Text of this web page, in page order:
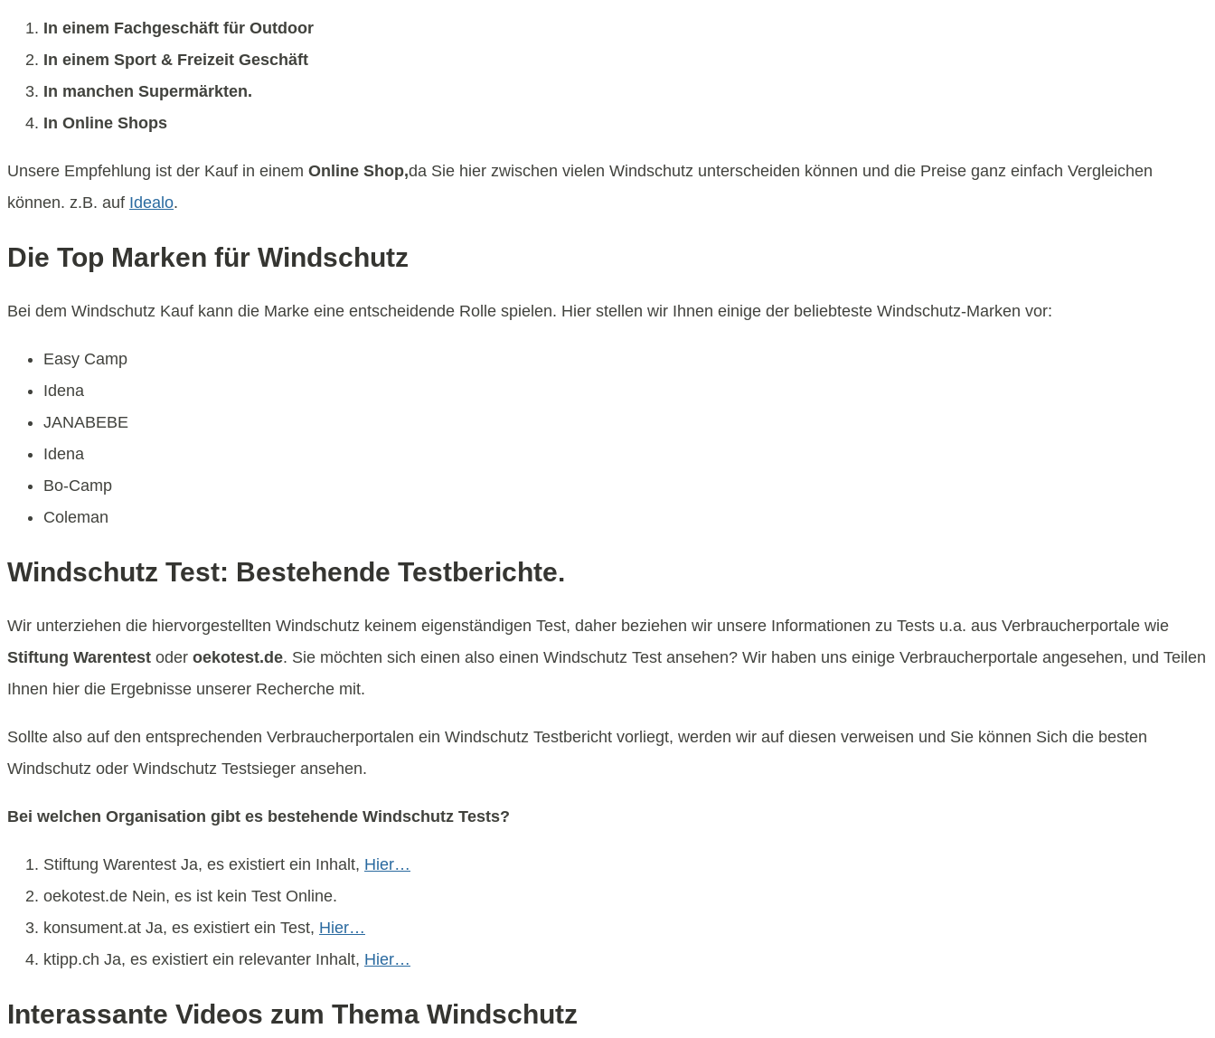
In einem Fachgeschäft für Outdoor
In einem Sport & Freizeit Geschäft
In manchen Supermärkten.
In Online Shops
Unsere Empfehlung ist der Kauf in einem Online Shop,da Sie hier zwischen vielen Windschutz unterscheiden können und die Preise ganz einfach Vergleichen
können. z.B. auf Idealo.
Die Top Marken für Windschutz
Bei dem Windschutz Kauf kann die Marke eine entscheidende Rolle spielen. Hier stellen wir Ihnen einige der beliebteste Windschutz-Marken vor:
Easy Camp
Idena
JANABEBE
Idena
Bo-Camp
Coleman
Windschutz Test: Bestehende Testberichte.
Wir unterziehen die hiervorgestellten Windschutz keinem eigenständigen Test, daher beziehen wir unsere Informationen zu Tests u.a. aus Verbraucherportale wie
Stiftung Warentest oder oekotest.de. Sie möchten sich einen also einen Windschutz Test ansehen? Wir haben uns einige Verbraucherportale angesehen, und Teilen
Ihnen hier die Ergebnisse unserer Recherche mit.
Sollte also auf den entsprechenden Verbraucherportalen ein Windschutz Testbericht vorliegt, werden wir auf diesen verweisen und Sie können Sich die besten
Windschutz oder Windschutz Testsieger ansehen.
Bei welchen Organisation gibt es bestehende Windschutz Tests?
Stiftung Warentest Ja, es existiert ein Inhalt, Hier…
oekotest.de Nein, es ist kein Test Online.
konsument.at Ja, es existiert ein Test, Hier…
ktipp.ch Ja, es existiert ein relevanter Inhalt, Hier…
Interassante Videos zum Thema Windschutz